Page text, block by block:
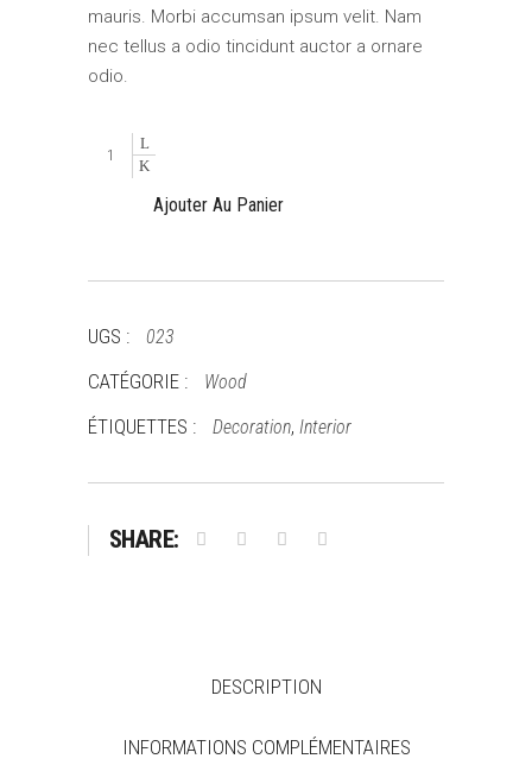
mauris. Morbi accumsan ipsum velit. Nam
nec tellus a odio tincidunt auctor a ornare
odio.
Modern
quantity
Ajouter Au Panier
UGS : 023
CATÉGORIE : Wood
ÉTIQUETTES : Decoration, Interior
SHARE:
DESCRIPTION
INFORMATIONS COMPLÉMENTAIRES